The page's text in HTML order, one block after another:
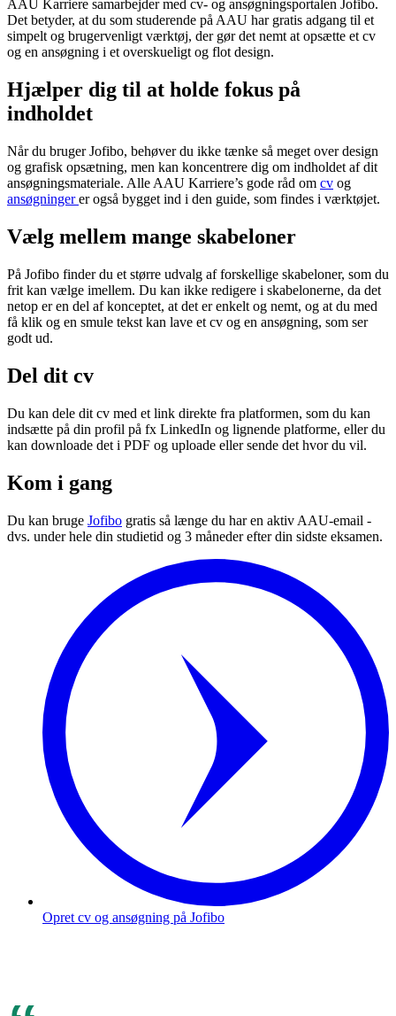
AAU Karriere samarbejder med cv- og ansøgningsportalen Jofibo.
Det betyder, at du som studerende på AAU har gratis adgang til et
simpelt og brugervenligt værktøj, der gør det nemt at opsætte et cv
og en ansøgning i et overskueligt og flot design.
Hjælper dig til at holde fokus på
indholdet
Når du bruger Jofibo, behøver du ikke tænke så meget over design
og grafisk opsætning, men kan koncentrere dig om indholdet af dit
ansøgningsmateriale. Alle AAU Karriere’s gode råd om cv og
ansøgningerer også bygget ind i den guide, som findes i værktøjet.
Vælg mellem mange skabeloner
På Jofibo finder du et større udvalg af forskellige skabeloner, som du
frit kan vælge imellem. Du kan ikke redigere i skabelonerne, da det
netop er en del af konceptet, at det er enkelt og nemt, og at du med
få klik og en smule tekst kan lave et cv og en ansøgning, som ser
godt ud.
Del dit cv
Du kan dele dit cv med et link direkte fra platformen, som du kan
indsætte på din profil på fx LinkedIn og lignende platforme, eller du
kan downloade det i PDF og uploade eller sende det hvor du vil.
Kom i gang
Du kan bruge Jofibo gratis så længe du har en aktiv AAU-email -
dvs. under hele din studietid og 3 måneder efter din sidste eksamen.
Opret cv og ansøgning på Jofibo